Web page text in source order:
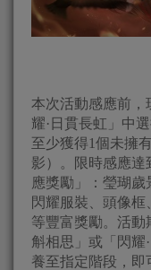
本次活動感應前，
耀·日貫長虹」中
至少獲得1個未擁
影）。限時感應達
應獎勵」：瑩瑚歲
閃耀服裝、頭像框
等豐富獎勵。活動
斛相思」或「閃耀
養至指定階段，即